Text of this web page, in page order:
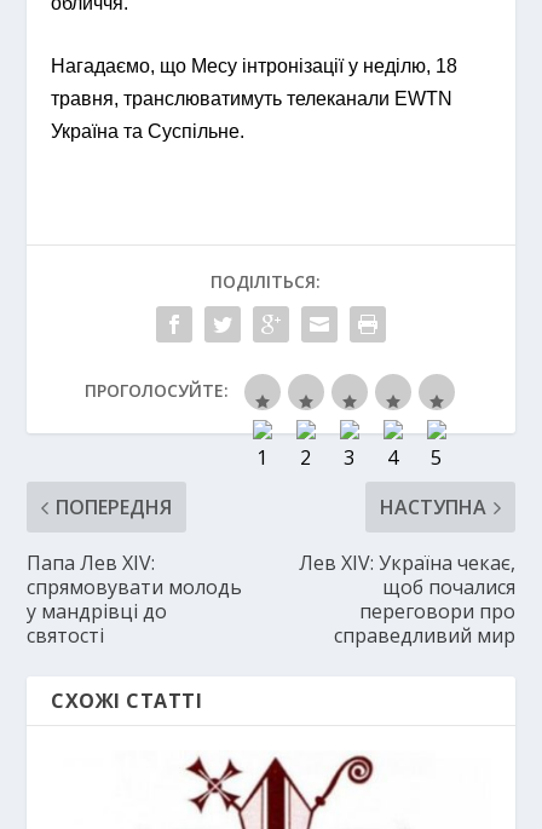
Нагадаємо, що Месу інтронізації у неділю, 18
травня, транслюватимуть телеканали EWTN
Україна та Суспільне.
ПОДІЛІТЬСЯ:
ПРОГОЛОСУЙТЕ:
ПОПЕРЕДНЯ
Папа Лев XIV:
спрямовувати молодь
у мандрівці до
святості
НАСТУПНА
Лев XIV: Україна чекає,
щоб почалися
переговори про
справедливий мир
СХОЖІ СТАТТІ